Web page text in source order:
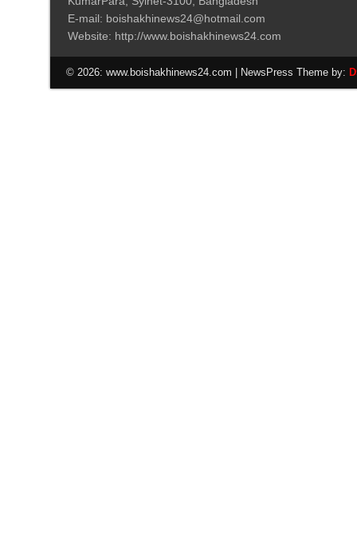
E-mail: boishakhinews24@hotmail.com
Website: http://www.boishakhinews24.com
© 2026: www.boishakhinews24.com | NewsPress Theme by: